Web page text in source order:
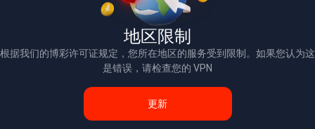
地区限制
根据我们的博彩许可证规定，您所在地区的服务受到限制。如果您认为这
是错误，请检查您的 VPN
更新